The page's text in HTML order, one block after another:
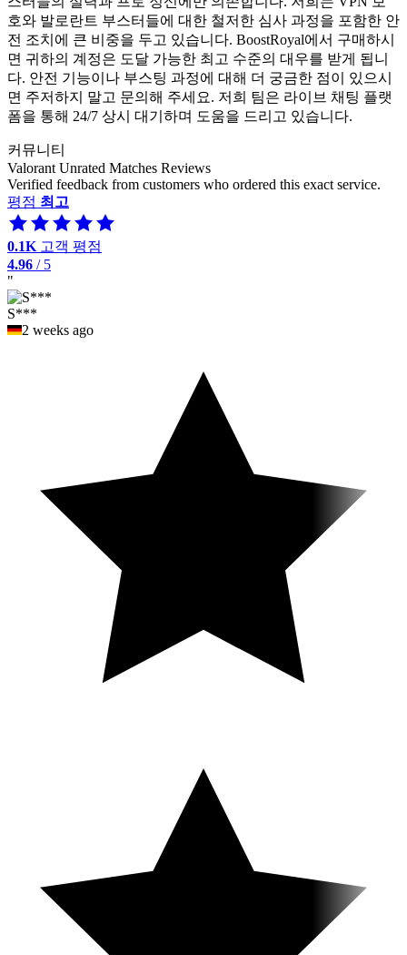
호와 발로란트 부스터들에 대한 철저한 심사 과정을 포함한 안
전 조치에 큰 비중을 두고 있습니다. BoostRoyal에서 구매하시
면 귀하의 계정은 도달 가능한 최고 수준의 대우를 받게 됩니
다. 안전 기능이나 부스팅 과정에 대해 더 궁금한 점이 있으시
면 주저하지 말고 문의해 주세요. 저희 팀은 라이브 채팅 플랫
폼을 통해 24/7 상시 대기하며 도움을 드리고 있습니다.
커뮤니티
Valorant Unrated Matches Reviews
Verified feedback from customers who ordered this exact service.
평점 최고
0.1K 고객 평점
4.96 / 5
"
S***
2 weeks ago